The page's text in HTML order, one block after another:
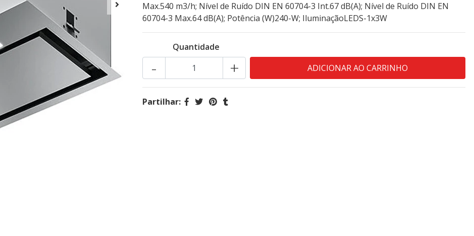
Max.540 m3/h; Nível de Ruído DIN EN 60704-3 Int.67 dB(A); Nível de Ruído DIN EN
60704-3 Max.64 dB(A); Potência (W)240-W; IluminaçãoLEDS-1x3W
Quantidade
+
-
Partilhar: